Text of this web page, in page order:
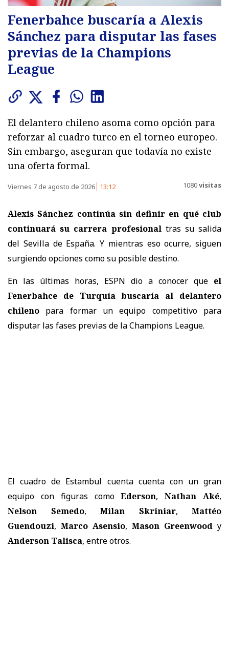
Fenerbahce buscaría a Alexis
Sánchez para disputar las fases
previas de la Champions
League
El delantero chileno asoma como opción para
reforzar al cuadro turco en el torneo europeo.
Sin embargo, aseguran que todavía no existe
una oferta formal.
Viernes 7 de agosto de 2026 13:12 1080visitas
Alexis Sánchez continúa sin definir en qué club
continuará su carrera profesionaltras su salida
del Sevilla de España. Y mientras eso ocurre, siguen
surgiendo opciones como su posible destino.
En las últimas horas, ESPN dio a conocer que el
Fenerbahce de Turquía buscaría al delantero
chileno para formar un equipo competitivo para
disputar las fases previas de la Champions League.
El cuadro de Estambul cuenta cuenta con un gran
equipo con figuras comoEderson,Nathan Aké,
Nelson Semedo, Milan Skriniar, Mattéo
Guendouzi, Marco Asensio, Mason Greenwood y
Anderson Talisca, entre otros.